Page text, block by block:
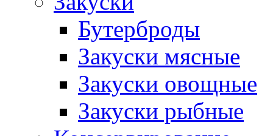
Бутерброды
Закуски мясные
Закуски овощные
Закуски рыбные